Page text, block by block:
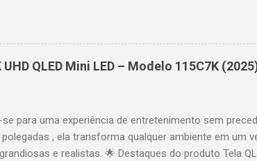
imagens e movimentos fluidos. Taxa de atualização
garantindo fluidez e resposta imediata. Google TV
e acesso a aplicativos como YouTube, Netflix,
de voz para facilitar sua navegação. 📐
44,5 cm Peso: 99,8 kg (229,3 kg com embalagem)
QLED Mini LED – Modelo 115C7K
se para uma experiência de entretenimento sem
, ela transforma qualquer ambiente em um
e realistas. 🌟 Destaques do produto Tela